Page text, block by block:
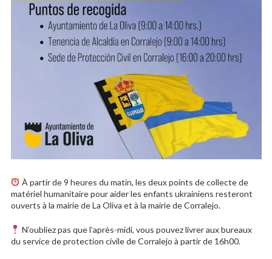
À partir de 9 heures du matin, les deux points de collecte de
matériel humanitaire pour aider les enfants ukrainiens resteront
ouverts à la mairie de La Oliva et à la mairie de Corralejo.
N’oubliez pas que l’après-midi, vous pouvez livrer aux bureaux
du service de protection civile de Corralejo à partir de 16h00.